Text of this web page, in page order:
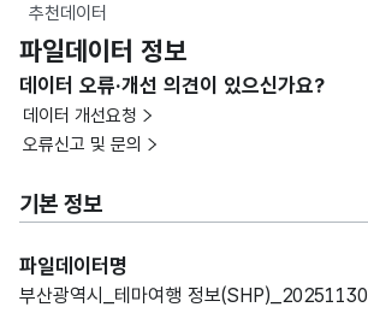
추천데이터
파일데이터 정보
데이터 오류·개선 의견이 있으신가요?
데이터 개선요청
오류신고 및 문의
기본 정보
파일데이터명
부산광역시_테마여행 정보(SHP)_20251130